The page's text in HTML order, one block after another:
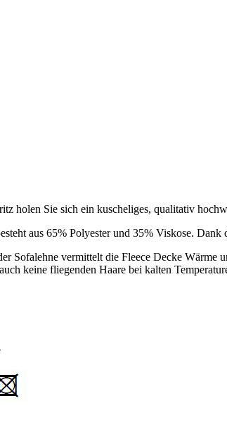
holen Sie sich ein kuscheliges, qualitativ
aus 65% Polyester und 35% Viskose.
Sofalehne vermittelt die Fleece Decke
keine fliegenden Haare bei kalten